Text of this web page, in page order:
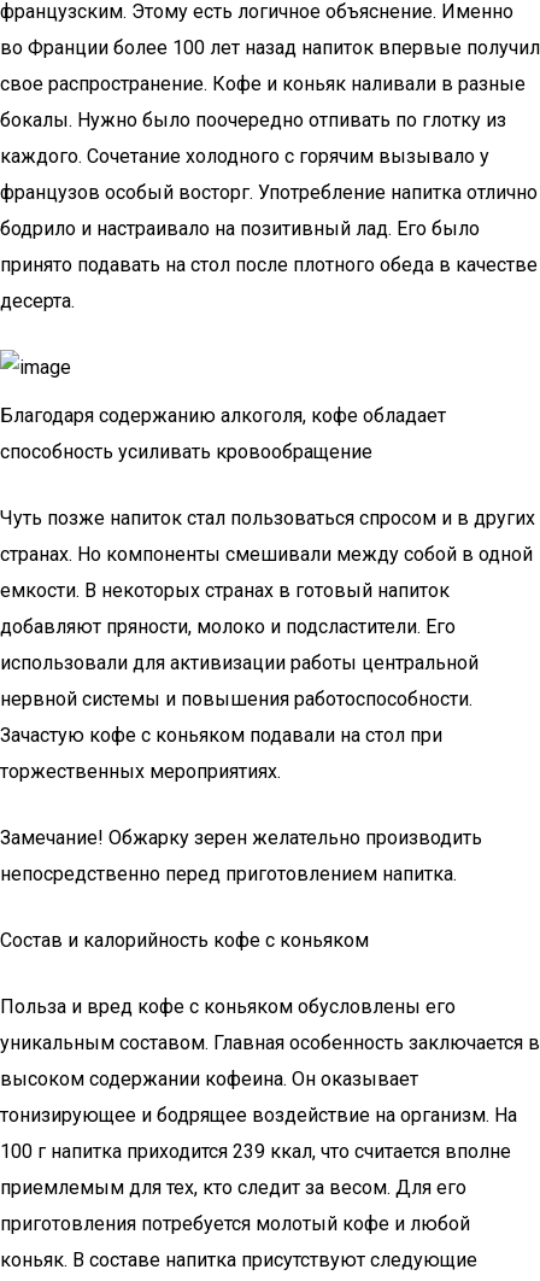
французским. Этому есть логичное объяснение. Именно
во Франции более 100 лет назад напиток впервые получил
свое распространение. Кофе и коньяк наливали в разные
бокалы. Нужно было поочередно отпивать по глотку из
каждого. Сочетание холодного с горячим вызывало у
французов особый восторг. Употребление напитка отлично
бодрило и настраивало на позитивный лад. Его было
принято подавать на стол после плотного обеда в качестве
десерта.
Благодаря содержанию алкоголя, кофе обладает
способность усиливать кровообращение
Чуть позже напиток стал пользоваться спросом и в других
странах. Но компоненты смешивали между собой в одной
емкости. В некоторых странах в готовый напиток
добавляют пряности, молоко и подсластители. Его
использовали для активизации работы центральной
нервной системы и повышения работоспособности.
Зачастую кофе с коньяком подавали на стол при
торжественных мероприятиях.
Замечание! Обжарку зерен желательно производить
непосредственно перед приготовлением напитка.
Состав и калорийность кофе с коньяком
Польза и вред кофе с коньяком обусловлены его
уникальным составом. Главная особенность заключается в
высоком содержании кофеина. Он оказывает
тонизирующее и бодрящее воздействие на организм. На
100 г напитка приходится 239 ккал, что считается вполне
приемлемым для тех, кто следит за весом. Для его
приготовления потребуется молотый кофе и любой
коньяк. В составе напитка присутствуют следующие